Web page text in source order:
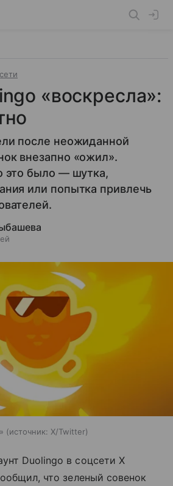
«воскресла»:
после неожиданной
внезапно «ожил».
это было — шутка,
или попытка привлечь
источник: X/Twitter
Duolingo в соцсети X
что зеленый совенок